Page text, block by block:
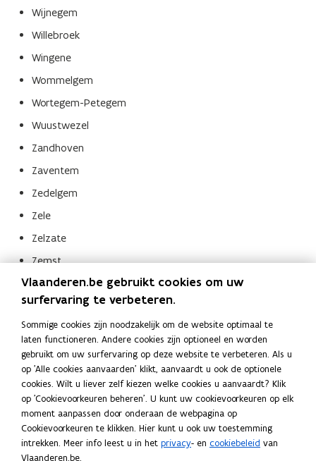
Wijnegem
Willebroek
Wingene
Wommelgem
Wortegem-Petegem
Wuustwezel
Zandhoven
Zaventem
Zedelgem
Zele
Zelzate
Zemst
Zoersel
Zonhoven
Zonnebeke
Zottegem
Zuienkerke
Zulte
Zutendaal
Zwalm
Vlaanderen.be gebruikt cookies om uw
surfervaring te verbeteren.
Sommige cookies zijn noodzakelijk om de website optimaal te
laten functioneren. Andere cookies zijn optioneel en worden
gebruikt om uw surfervaring op deze website te verbeteren. Als u
op 'Alle cookies aanvaarden' klikt, aanvaardt u ook de optionele
cookies. Wilt u liever zelf kiezen welke cookies u aanvaardt? Klik
op 'Cookievoorkeuren beheren'. U kunt uw cookievoorkeuren op elk
moment aanpassen door onderaan de webpagina op
Cookievoorkeuren te klikken. Hier kunt u ook uw toestemming
intrekken. Meer info leest u in het privacy- en cookiebeleid van
Vlaanderen.be.